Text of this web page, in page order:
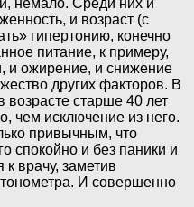
и возраст (с
гипертонию, конечно
питание, к примеру,
и ожирение, и снижение
других факторов. В
старше 40 лет
чем исключение из него.
привычным, что
спокойно и без паники и
врачу, заметив
И совершенно